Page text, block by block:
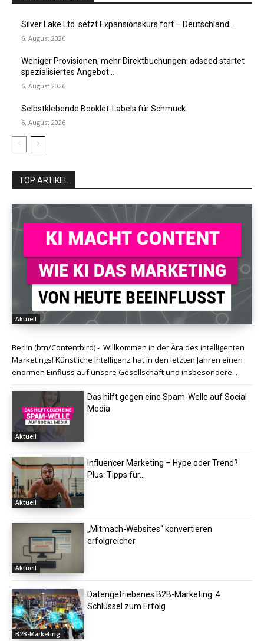
Silver Lake Ltd. setzt Expansionskurs fort – Deutschland...
6. August 2026
Weniger Provisionen, mehr Direktbuchungen: adseed startet
spezialisiertes Angebot...
6. August 2026
Selbstklebende Booklet-Labels für Schmuck
6. August 2026
TOP ARTIKEL
Aktuell
Berlin (btn/Contentbird) - Willkommen in der Ära des intelligenten
Marketings! Künstliche Intelligenz hat in den letzten Jahren einen
enormen Einfluss auf unsere Gesellschaft und insbesondere...
Aktuell
Das hilft gegen eine Spam-Welle auf Social
Media
Aktuell
Influencer Marketing – Hype oder Trend?
Plus: Tipps für...
Aktuell
„Mitmach-Websites“ konvertieren
erfolgreicher
B2B-Marketing
Datengetriebenes B2B-Marketing: 4
Schlüssel zum Erfolg